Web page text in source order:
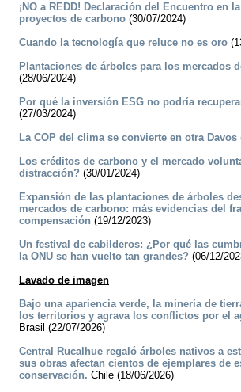
¡NO a REDD! Declaración del Encuentro en
proyectos de carbono (30/07/2024)
Cuando la tecnología que reluce no es oro
Plantaciones de árboles para los mercados
(28/06/2024)
Por qué la inversión ESG no podría
(27/03/2024)
La COP del clima se convierte en otra Davos
Los créditos de carbono y el mercado
distracción? (30/01/2024)
Expansión de las plantaciones de árboles
mercados de carbono: más evidencias del
compensación (19/12/2023)
Un festival de cabilderos: ¿Por qué las
la ONU se han vuelto tan grandes? (06/12/
Lavado de imagen
Bajo una apariencia verde, la minería de
los territorios y agrava los conflictos por el
Brasil (22/07/2026)
Central Rucalhue regaló árboles nativos a
sus obras afectan cientos de ejemplares de
conservación. Chile (18/06/2026)